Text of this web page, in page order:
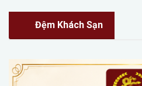
Đệm Khách Sạn